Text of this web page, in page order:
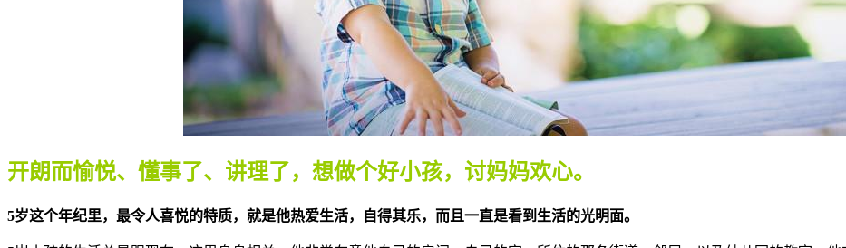
开朗而愉悦、懂事了、讲理了，想做个好小孩，讨妈妈欢心。
5岁这个年纪里，最令人喜悦的特质，就是他热爱生活，自得其乐，而且一直是看到生活的光明面。